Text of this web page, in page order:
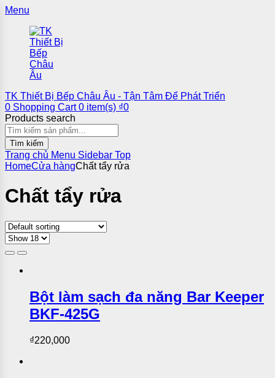
Menu
TK Thiết Bị Bếp Châu Âu - Tận Tâm Để Phát Triển
0 Shopping Cart 0 item(s) ₫0
Products search
Tìm kiếm
Trang chủ Menu Sidebar Top
HomeCửa hàngChất tẩy rửa
Chất tẩy rửa
Bột làm sạch đa năng Bar Keeper
BKF-425G
₫220,000